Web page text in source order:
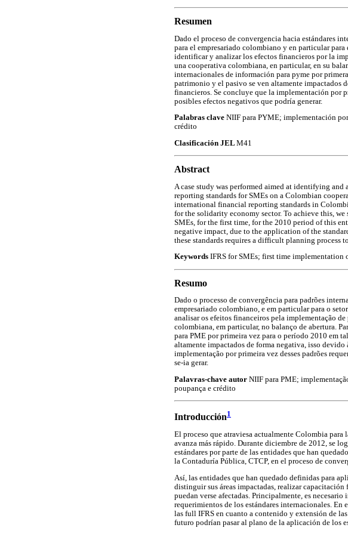
Resumen
Dado el proceso de convergencia hacia estándares
para el empresariado colombiano y en particular
identificar y analizar los efectos financieros por la
una cooperativa colombiana, en particular, en su
internacionales de información para pyme por
patrimonio y el pasivo se ven altamente impactados
financieros. Se concluye que la implementación por
posibles efectos negativos que podría generar.
Palabras clave NIIF para PYME; implementación
crédito
Clasificación JEL M41
Abstract
A case study was performed aimed at identifying
reporting standards for SMEs on a Colombian
international financial reporting standards in
for the solidarity economy sector. To achieve this,
SMEs, for the first time, for the 2010 period of this
negative impact, due to the application of the
these standards requires a difficult planning process
Keywords IFRS for SMEs; first time implementation
Resumo
Dado o processo de convergência para padrões
empresariado colombiano, e em particular para o
analisar os efeitos financeiros pela implementação
colombiana, em particular, no balanço de abertura.
para PME por primeira vez para o período 2010 em
altamente impactados de forma negativa, isso
implementação por primeira vez desses padrões
se-ia gerar.
Palavras-chave autor NIIF para PME;
poupança e crédito
Introducción1
El proceso que atraviesa actualmente Colombia
avanza más rápido. Durante diciembre de 2012, se
estándares por parte de las entidades que han
la Contaduría Pública, CTCP, en el proceso de
Así, las entidades que han quedado definidas para
distinguir sus áreas impactadas, realizar
puedan verse afectadas. Principalmente, es
requerimientos de los estándares internacionales. En
las full IFRS en cuanto a contenido y extensión de
futuro podrían pasar al plano de la aplicación de los